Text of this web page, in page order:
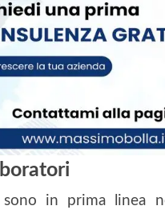
sono in prima linea